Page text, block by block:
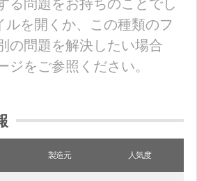
る問題をお持ちのことでし
ルを開くか、この種類のフ
の問題を解決したい場合
ジをご参照ください。
製造元 人気度